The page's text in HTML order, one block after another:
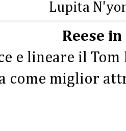
Lupita
Reese
e lineare il
come miglior